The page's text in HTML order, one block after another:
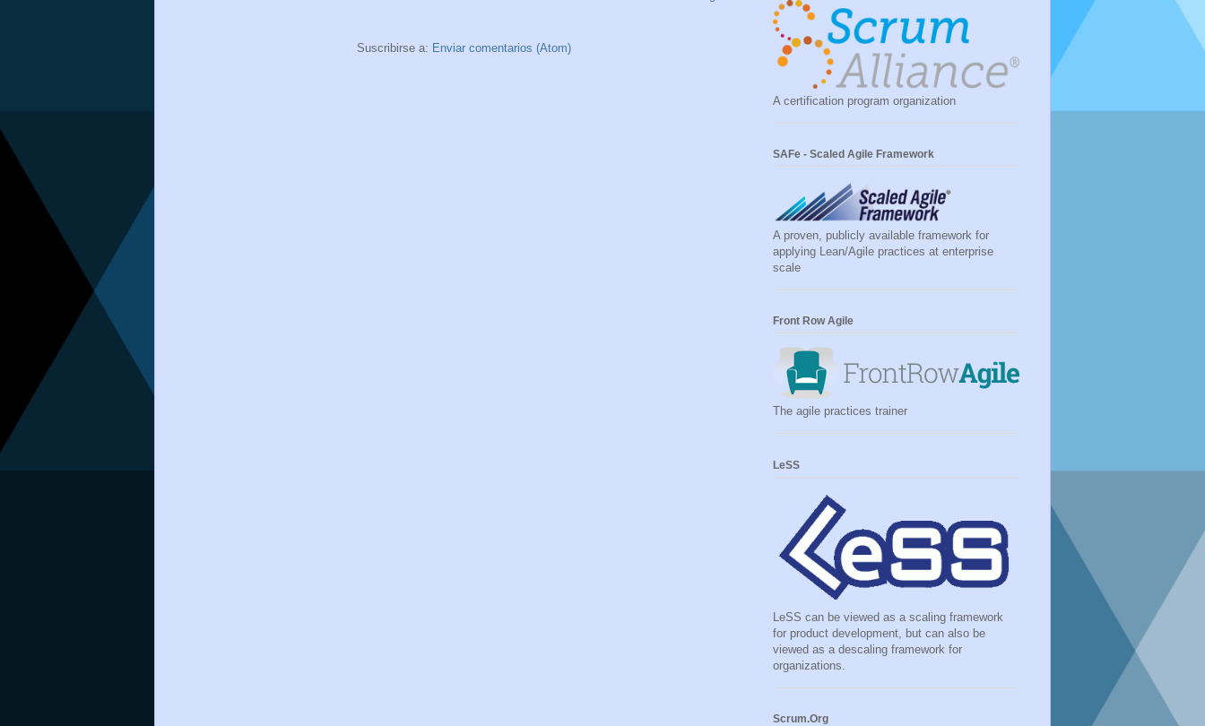
Suscribirse a: Enviar comentarios (Atom)
A certification program organization
SAFe - Scaled Agile Framework
A proven, publicly available framework for
applying Lean/Agile practices at enterprise
scale
Front Row Agile
The agile practices trainer
LeSS
LeSS can be viewed as a scaling framework
for product development, but can also be
viewed as a descaling framework for
organizations.
Scrum.Org